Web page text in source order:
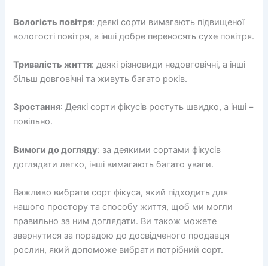
Вологість повітря: деякі сорти вимагають підвищеної
вологості повітря, а інші добре переносять сухе повітря.
Тривалість життя: деякі різновиди недовговічні, а інші
більш довговічні та живуть багато років.
Зростання: Деякі сорти фікусів ростуть швидко, а інші –
повільно.
Вимоги до догляду: за деякими сортами фікусів
доглядати легко, інші вимагають багато уваги.
Важливо вибрати сорт фікуса, який підходить для
нашого простору та способу життя, щоб ми могли
правильно за ним доглядати. Ви також можете
звернутися за порадою до досвідченого продавця
рослин, який допоможе вибрати потрібний сорт.